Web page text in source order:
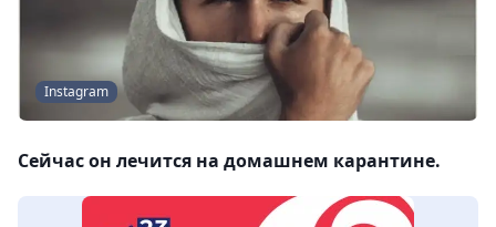
Instagram
Сейчас он лечится на домашнем карантине.